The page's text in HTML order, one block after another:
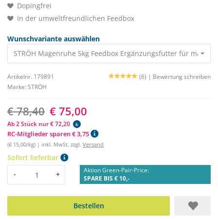
Dopingfrei
In der umweltfreundlichen Feedbox
Wunschvariante auswählen
STRÖH Magenruhe 5kg Feedbox Ergänzungsfutter für
Artikelnr. 179891 (6) | Bewertung schreiben
Marke: STRÖH
€ 78,40 € 75,00
Ab 2 Stück nur € 72,20 k
RC-Mitglieder sparen € 3,75
(€ 15,00/kg) | inkl. MwSt. zzgl. Versand
Sofort lieferbar
Menge
- +
Aktion Green-Pair-Price:
SPARE BIS € 10,-
Bestellen